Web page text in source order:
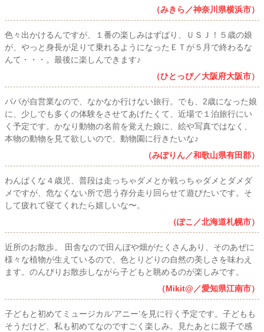
（みきら／神奈川県横浜市）
色々出かけるんですが、１番の楽しみはずばり、ＵＳＪ！５歳の娘
が、やっと身長が足りて乗れるようになったＥＴが５月で終わるな
んて・・・。最後に楽しんできます♪
（ひとっぴ／大阪府大阪市）
パパが自営業なので、なかなか行けない旅行。でも、2歳になった娘
に、少しでも多くの体験をさせてあげたくて、近場で１泊旅行にい
く予定です。かなり動物の名前を覚えた娘に、絵や写真ではなく、
本物の動物を見て欲しいので、動物園に行きたいな♪
（みぽりん／和歌山県有田郡）
わんぱくな４歳児、普段は走っちゃダメとか戦っちゃダメとダメダ
メですが、危なくない所で思う存分走り回らせて遊びたいです。そ
して疲れて寝てくれたら嬉しいな〜。
（ぽこ／北海道札幌市）
近所のお散歩。 田舎なので田んぼや畑がたくさんあり、そのあぜに
様々な植物が生えているので、色とりどりの自然の美しさを味わえ
ます。のんびりお散歩しながら子どもと眺めるのが楽しみです。
（Mikit@／愛知県江南市）
子どもと初めてミュージカル‘アニー’を見に行く予定です。子どもも
そうだけど、私も初めてなのですごく楽しみ。見たあとに親子で感